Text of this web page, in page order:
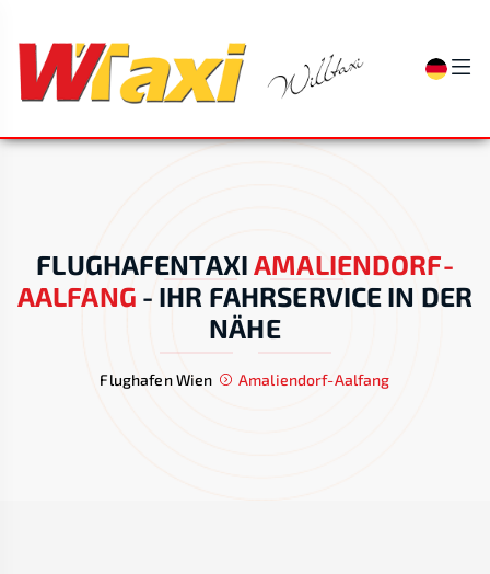
FLUGHAFENTAXI AMALIENDORF-
AALFANG - IHR FAHRSERVICE IN DER
NÄHE
Flughafen Wien Amaliendorf-Aalfang